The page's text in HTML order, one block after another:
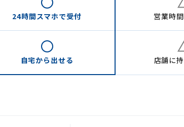
24時間スマホで受付 営業時
自宅から 出せる 店舗に